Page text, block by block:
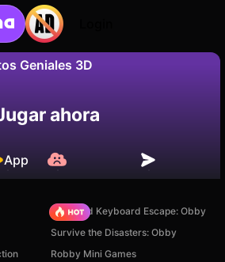
Geniales 3D
ahora
App
+1 Speed Keyboard Escape: Obby
Survive the Disasters: Obby
Robby Mini Games